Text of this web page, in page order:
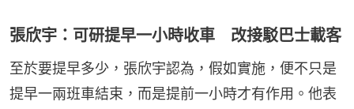
張欣宇：可研提早一小時收車 改接駁巴士載客
至於要提早多少，張欣宇認為，假如實施，便不只是
提早一兩班車結束，而是提前一小時才有作用。他表